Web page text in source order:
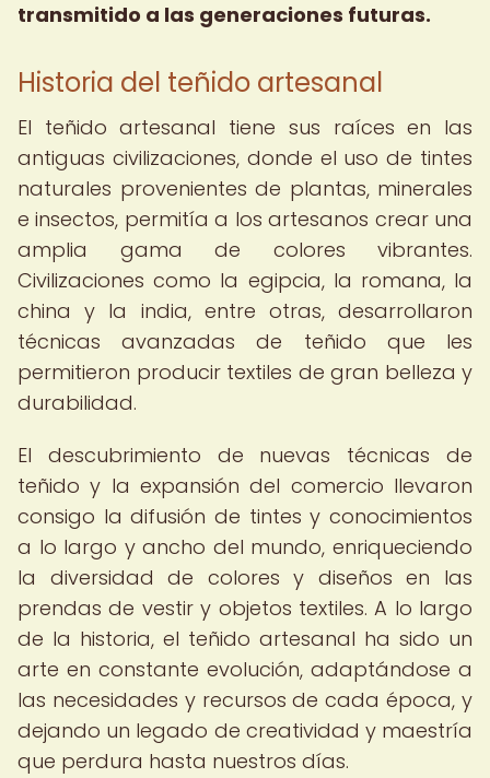
transmitido a las generaciones futuras.
Historia del teñido artesanal
El teñido artesanal tiene sus raíces en las
antiguas civilizaciones, donde el uso de tintes
naturales provenientes de plantas, minerales
e insectos, permitía a los artesanos crear una
amplia gama de colores vibrantes.
Civilizaciones como la egipcia, la romana, la
china y la india, entre otras, desarrollaron
técnicas avanzadas de teñido que les
permitieron producir textiles de gran belleza y
durabilidad.
El descubrimiento de nuevas técnicas de
teñido y la expansión del comercio llevaron
consigo la difusión de tintes y conocimientos
a lo largo y ancho del mundo, enriqueciendo
la diversidad de colores y diseños en las
prendas de vestir y objetos textiles. A lo largo
de la historia, el teñido artesanal ha sido un
arte en constante evolución, adaptándose a
las necesidades y recursos de cada época, y
dejando un legado de creatividad y maestría
que perdura hasta nuestros días.